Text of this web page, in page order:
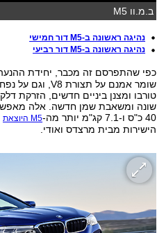
ב.מ.וו M5
נהיגה ראשונה ב-M5 דור חמישי
נהיגה ראשונה ב-M5 דור רביעי
כפי שהתפרסם זה מכבר, יחידת
טורבו ומצנן ביניים חדשים, הזרקת
40 כ"ס ו-7.1 קג"מ יותר מה-
M5 היוצאת
הישירות מבית מרצדס ואודי.